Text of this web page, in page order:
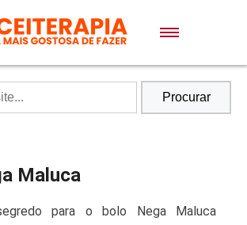
Sobremesas
Procurar
Maluca
para o bolo Nega Maluca